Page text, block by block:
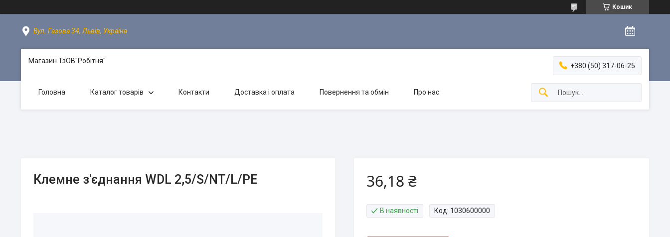
Кошик
Вул. Газова 34, Львів, Україна
Магазин ТзОВ"Робітня"
+380 (50) 317-06-25
Головна Каталог товарів Контакти Доставка і оплата Повернення та обмін Про нас
Клемне з'єднання WDL 2,5/S/NT/L/PE 36,18 ₴
В наявності Код: 1030600000